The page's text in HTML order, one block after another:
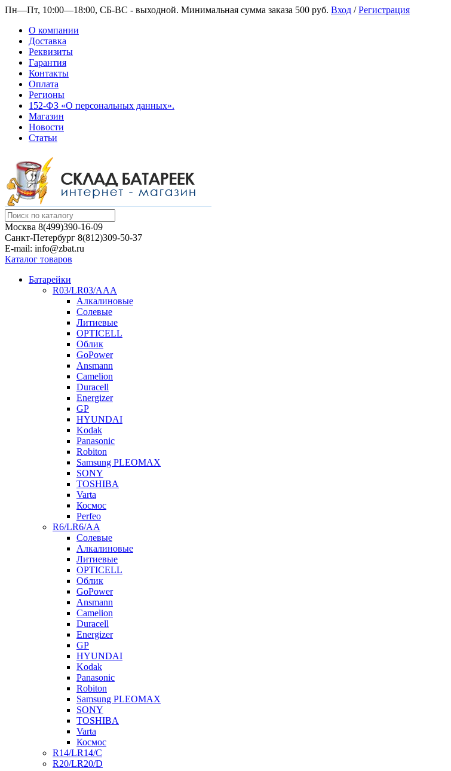
Пн—Пт, 10:00—18:00, СБ-ВС - выходной. Минимальная сумма заказа 500 руб. Вход /Регистрация
О компании
Доставка
Реквизиты
Гарантия
Контакты
Оплата
Регионы
152-ФЗ «О персональных данных».
Магазин
Новости
Статьи
Москва 8(499)390-16-09
Санкт-Петербург 8(812)309-50-37
E-mail: info@zbat.ru
Каталог товаров
Батарейки
R03/LR03/AAA
Алкалиновые
Солевые
Литиевые
OPTICELL
Облик
GoPower
Ansmann
Camelion
Duracell
Energizer
GP
HYUNDAI
Kodak
Panasonic
Robiton
Samsung PLEOMAX
SONY
TOSHIBA
Varta
Космос
Perfeo
R6/LR6/AA
Солевые
Алкалиновые
Литиевые
OPTICELL
Облик
GoPower
Ansmann
Camelion
Duracell
Energizer
GP
HYUNDAI
Kodak
Panasonic
Robiton
Samsung PLEOMAX
SONY
TOSHIBA
Varta
Космос
R14/LR14/C
R20/LR20/D